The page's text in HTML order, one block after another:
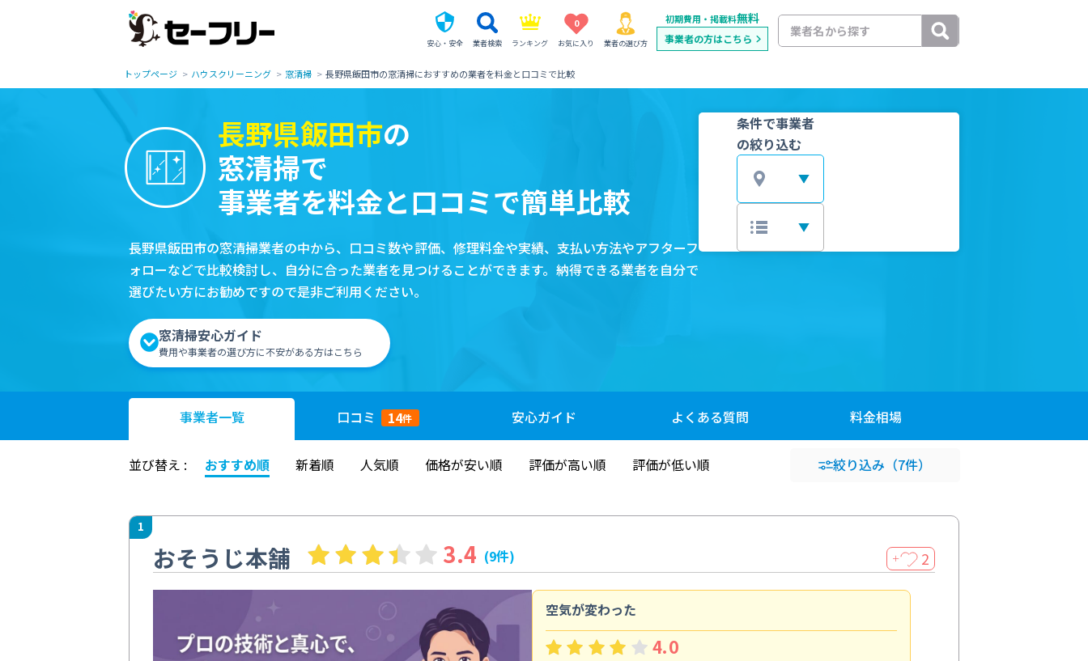
安心・安全 業者検索 ランキング
0
お気に入り 業者の選び方
初期費用・掲載料無料
事業者の方はこちら
トップページ ハウスクリーニング 窓清掃 長野県飯田市の窓清掃におすすめの業者を料金と口コミで比較
長野県飯田市の
窓清掃で
事業者を料金と口コミで簡単比較
長野県飯田市の窓清掃業者の中から、口コミ数や評価、修理料金や実績、支払い方法やアフターフ
ォローなどで比較検討し、自分に合った業者を見つけることができます。納得できる業者を自分で
選びたい方にお勧めですので是非ご利用ください。
窓清掃安心ガイド
費用や事業者の選び方に不安がある方はこちら
条件で事業者
の絞り込む
事業者一覧 口コミ 14件 安心ガイド よくある質問 料金相場
並び替え : おすすめ順 新着順 人気順 価格が安い順 評価が高い順 評価が低い順 絞り込み （7件）
1
おそうじ本舗 3.4 (9件) ＋ 2
空気が変わった
4.0